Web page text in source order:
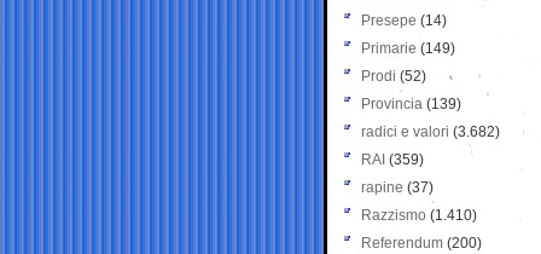
Presepe (14)
Primarie (149)
Prodi (52)
Provincia (139)
radici e valori (3.682)
RAI (359)
rapine (37)
Razzismo (1.410)
Referendum (200)